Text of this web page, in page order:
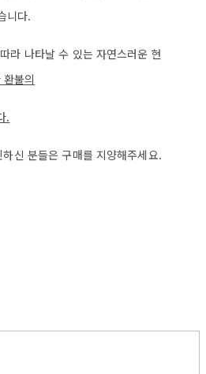
니다.
라 나타날 수 있는 자연스러운 현
불의
.
신 분들은 구매를 지양해주세요.